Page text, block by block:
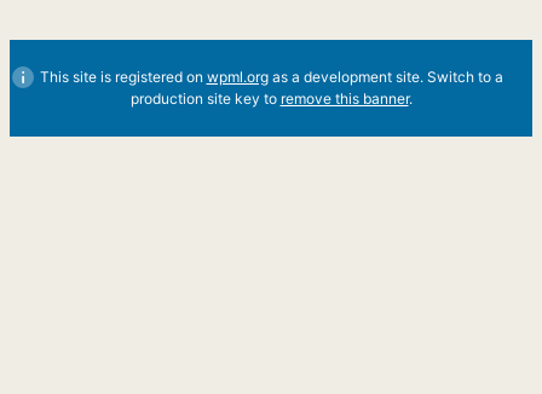
This site is registered on wpml.orgas a development site. Switch to a
production site key to remove this banner.